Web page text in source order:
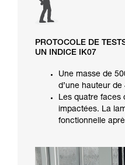
PROTOCOLE DE
UN INDICE IK07
Une masse de
d’une hauteur de
Les quatre faces
impactées. La
fonctionnelle